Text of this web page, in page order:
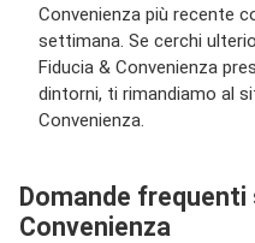
Convenienza più recente
settimana. Se cerchi
Fiducia & Convenienza
dintorni, ti rimandiamo al
Convenienza.
Domande frequenti
Convenienza